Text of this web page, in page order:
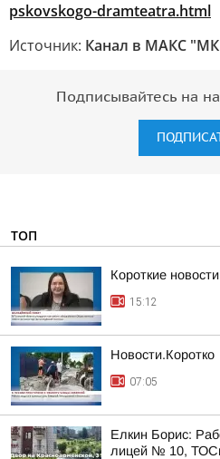
pskovskogo-dramteatra.html
Источник: Канал в МАКС "МК
Подписывайтесь на
ТОП
Короткие новости
15:12
Новости.Коротко
07:05
Елкин Борис:
лицей № 10,